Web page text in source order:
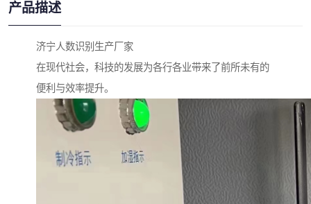
产品描述
济宁人数识别生产厂家
在现代社会，科技的发展为各行各业带来了前所未有的
便利与效率提升。